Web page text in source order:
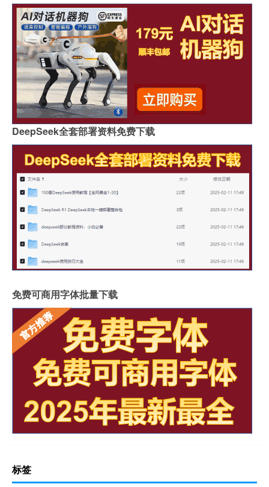
DeepSeek全套部署资料免费下载
免费可商用字体批量下载
标签